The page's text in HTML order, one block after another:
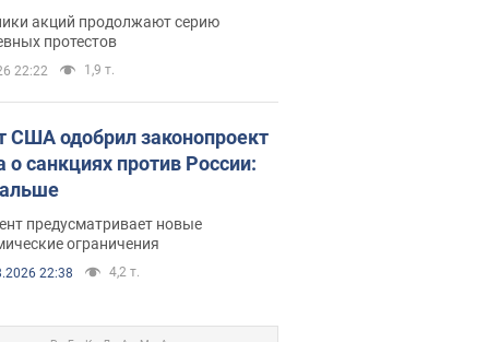
Фото и видео
акций продолжают серию
протестов
22:22 1,9 т.
США одобрил законопроект
о санкциях против России:
предусматривает новые
ограничения
22:38 4,2 т.